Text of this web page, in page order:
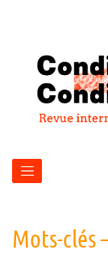
Mots-clés